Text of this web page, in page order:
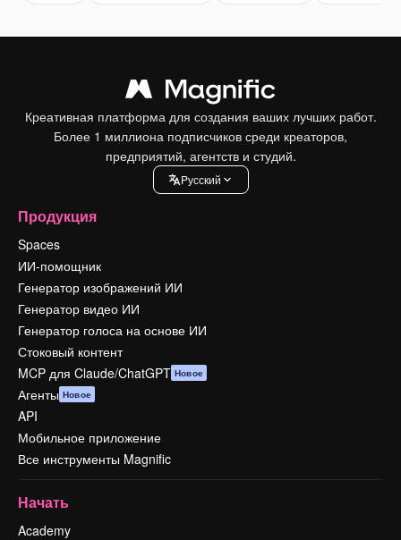
Креативная платформа для создания ваших лучших работ.
Более 1 миллиона подписчиков среди креаторов,
предприятий, агентств и студий.
Pусский
Продукция
Spaces
ИИ-помощник
Генератор изображений ИИ
Генератор видео ИИ
Генератор голоса на основе ИИ
Стоковый контент
MCP для Claude/ChatGPT Новое
Агенты Новое
API
Мобильное приложение
Все инструменты Magnific
Начать
Academy